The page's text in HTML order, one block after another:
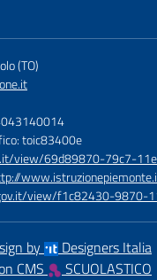
(TO)
toic83400e
view/69d89870-79c7-
view/f1c82430-9870-
by
Designers Italia
CMS
SCUOLASTICO